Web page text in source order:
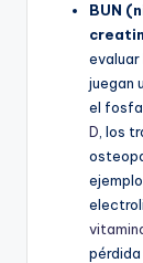
BUN
evaluar
juegan
el
D , los
pérdida